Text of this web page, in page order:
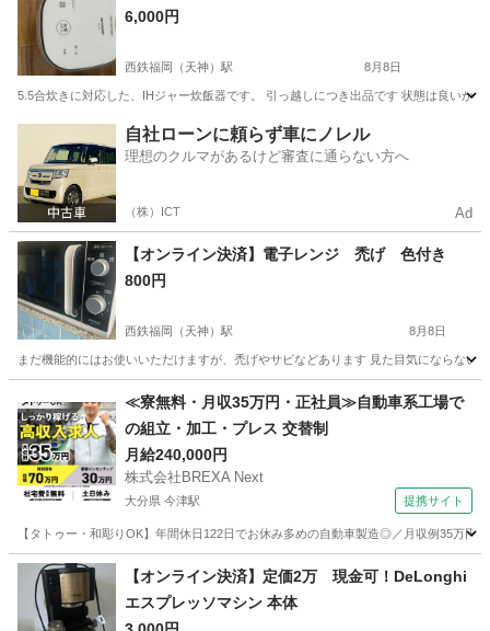
6,000円
西鉄福岡（天神）駅 8月8日
5.5合炊きに対応した、IHジャー炊飯器です。 引っ越しにつき出品です 状態は良いか
西鉄福岡（天神）駅 キッチン家電
自社ローンに頼らず車にノレル
理想のクルマがあるけど審査に通らない方へ
（株）ICT Ad
【オンライン決済】電子レンジ 禿げ 色付き
800円
西鉄福岡（天神）駅 8月8日
まだ機能的にはお使いいただけますが、禿げやサビなどあります 見た目気にならない
西鉄福岡（天神）駅 キッチン家電 見た目
≪寮無料・月収35万円・正社員≫自動車系工場で
の組立・加工・プレス 交替制
月給240,000円
株式会社BREXA Next
大分県 今津駅 提携サイト
【タトゥー・和彫りOK】年間休日122日でお休み多めの自動車製造◎／月収例35万
大分 中津市 今津駅 その他
【オンライン決済】定価2万 現金可！DeLonghi
エスプレッソマシン 本体